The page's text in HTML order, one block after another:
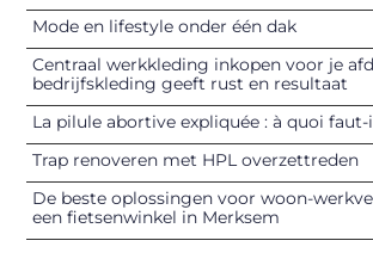
Mode en lifestyle onder één dak
Centraal werkkleding inkopen voor je
bedrijfskleding geeft rust en resultaat
La pilule abortive expliquée : à quoi
Trap renoveren met HPL overzettreden
De beste oplossingen voor woon-
een fietsenwinkel in Merksem